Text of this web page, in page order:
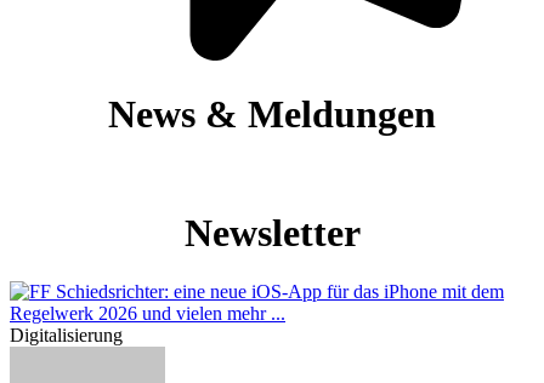
News & Meldungen
Newsletter
Digitalisierung